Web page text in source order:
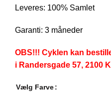
Leveres: 100% Samlet
Garanti: 3 måneder
OBS!!! Cyklen kan
i Randersgade 57, 2100
Vælg Farve